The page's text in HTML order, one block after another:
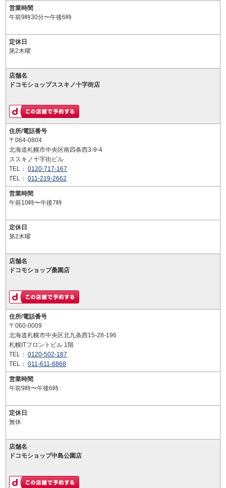
営業時間
午前9時30分〜午後6時
定休日
第2木曜
店舗名
ドコモショップススキノ十字街店
住所/電話番号
〒064-0804
北海道札幌市中央区南四条西3-9-4
ススキノ十字街ビル
TEL： 0120-717-167
TEL： 011-219-2662
営業時間
午前10時〜午後7時
定休日
第2木曜
店舗名
ドコモショップ桑園店
住所/電話番号
〒060-0009
北海道札幌市中央区北九条西15-28-196
札幌ITフロントビル 1階
TEL： 0120-502-187
TEL： 011-611-6868
営業時間
午前9時〜午後6時
定休日
無休
店舗名
ドコモショップ中島公園店